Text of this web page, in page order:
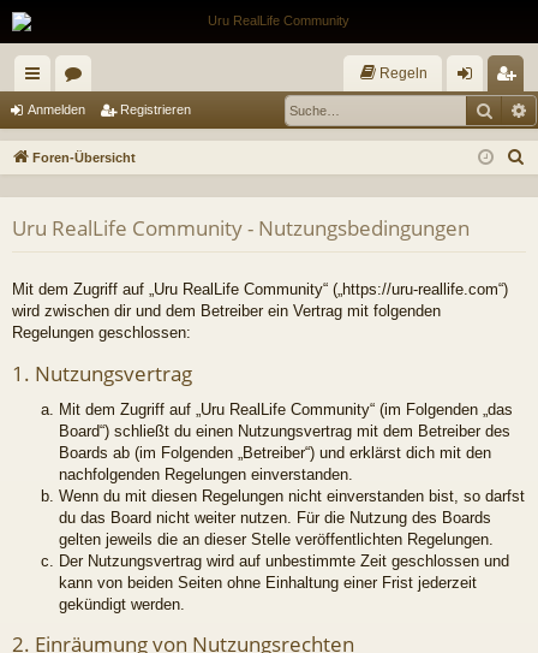
ch
ne
ug
riff
or
en
Regeln
m
n
eg
ist
n
Anmelden Registrieren
Foren-Übersicht
Uru RealLife Community - Nutzungsbedingungen
Mit dem Zugriff auf „Uru RealLife Community“ („https://uru-reallife.com“)
wird zwischen dir und dem Betreiber ein Vertrag mit folgenden
Regelungen geschlossen:
1. Nutzungsvertrag
Mit dem Zugriff auf „Uru RealLife Community“ (im Folgenden „das
Board“) schließt du einen Nutzungsvertrag mit dem Betreiber des
Boards ab (im Folgenden „Betreiber“) und erklärst dich mit den
nachfolgenden Regelungen einverstanden.
Wenn du mit diesen Regelungen nicht einverstanden bist, so darfst
du das Board nicht weiter nutzen. Für die Nutzung des Boards
gelten jeweils die an dieser Stelle veröffentlichten Regelungen.
Der Nutzungsvertrag wird auf unbestimmte Zeit geschlossen und
kann von beiden Seiten ohne Einhaltung einer Frist jederzeit
gekündigt werden.
2. Einräumung von Nutzungsrechten